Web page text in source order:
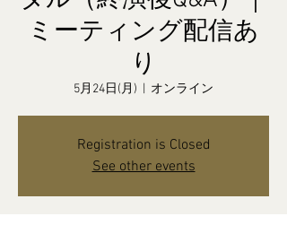
ミーティング配信あ
り
5月24日(月) オンライン
Registration is Closed
See other events